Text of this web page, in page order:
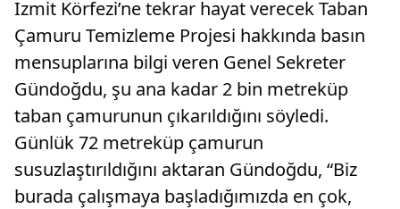
İzmit Körfezi’ne tekrar hayat verecek Taban
Çamuru Temizleme Projesi hakkında basın
mensuplarına bilgi veren Genel Sekreter
Gündoğdu, şu ana kadar 2 bin metreküp
taban çamurunun çıkarıldığını söyledi.
Günlük 72 metreküp çamurun
susuzlaştırıldığını aktaran Gündoğdu, “Biz
burada çalışmaya başladığımızda en çok,